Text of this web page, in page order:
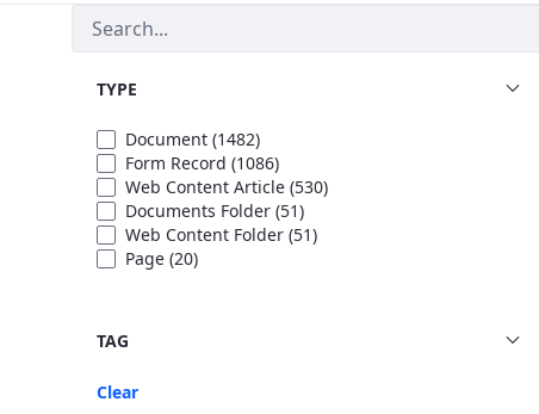
Search
TYPE
Document (1482)
Form Record (1086)
Web Content Article (530)
Documents Folder (51)
Web Content Folder (51)
Page (20)
TAG
Clear